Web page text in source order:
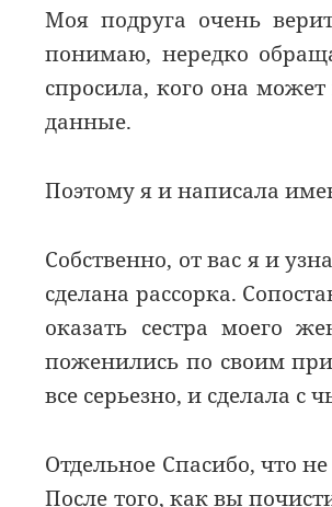
Моя подруга очень
понимаю, нередко
спросила, кого она
данные.
Поэтому я и написала
Собственно, от вас я и
сделана рассорка.
оказать сестра моего
поженились по своим
все серьезно, и сделала
Отдельное Спасибо, что
После того, как вы